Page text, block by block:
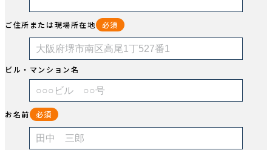
ご住所または現場所在地 必須
ビル・マンション名
お名前 必須